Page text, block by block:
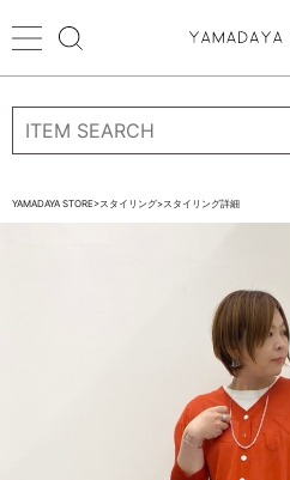
ログイン
STORE BRAND・LABELから探す
YAMADAYA STORE>スタイリング>スタイリング詳細